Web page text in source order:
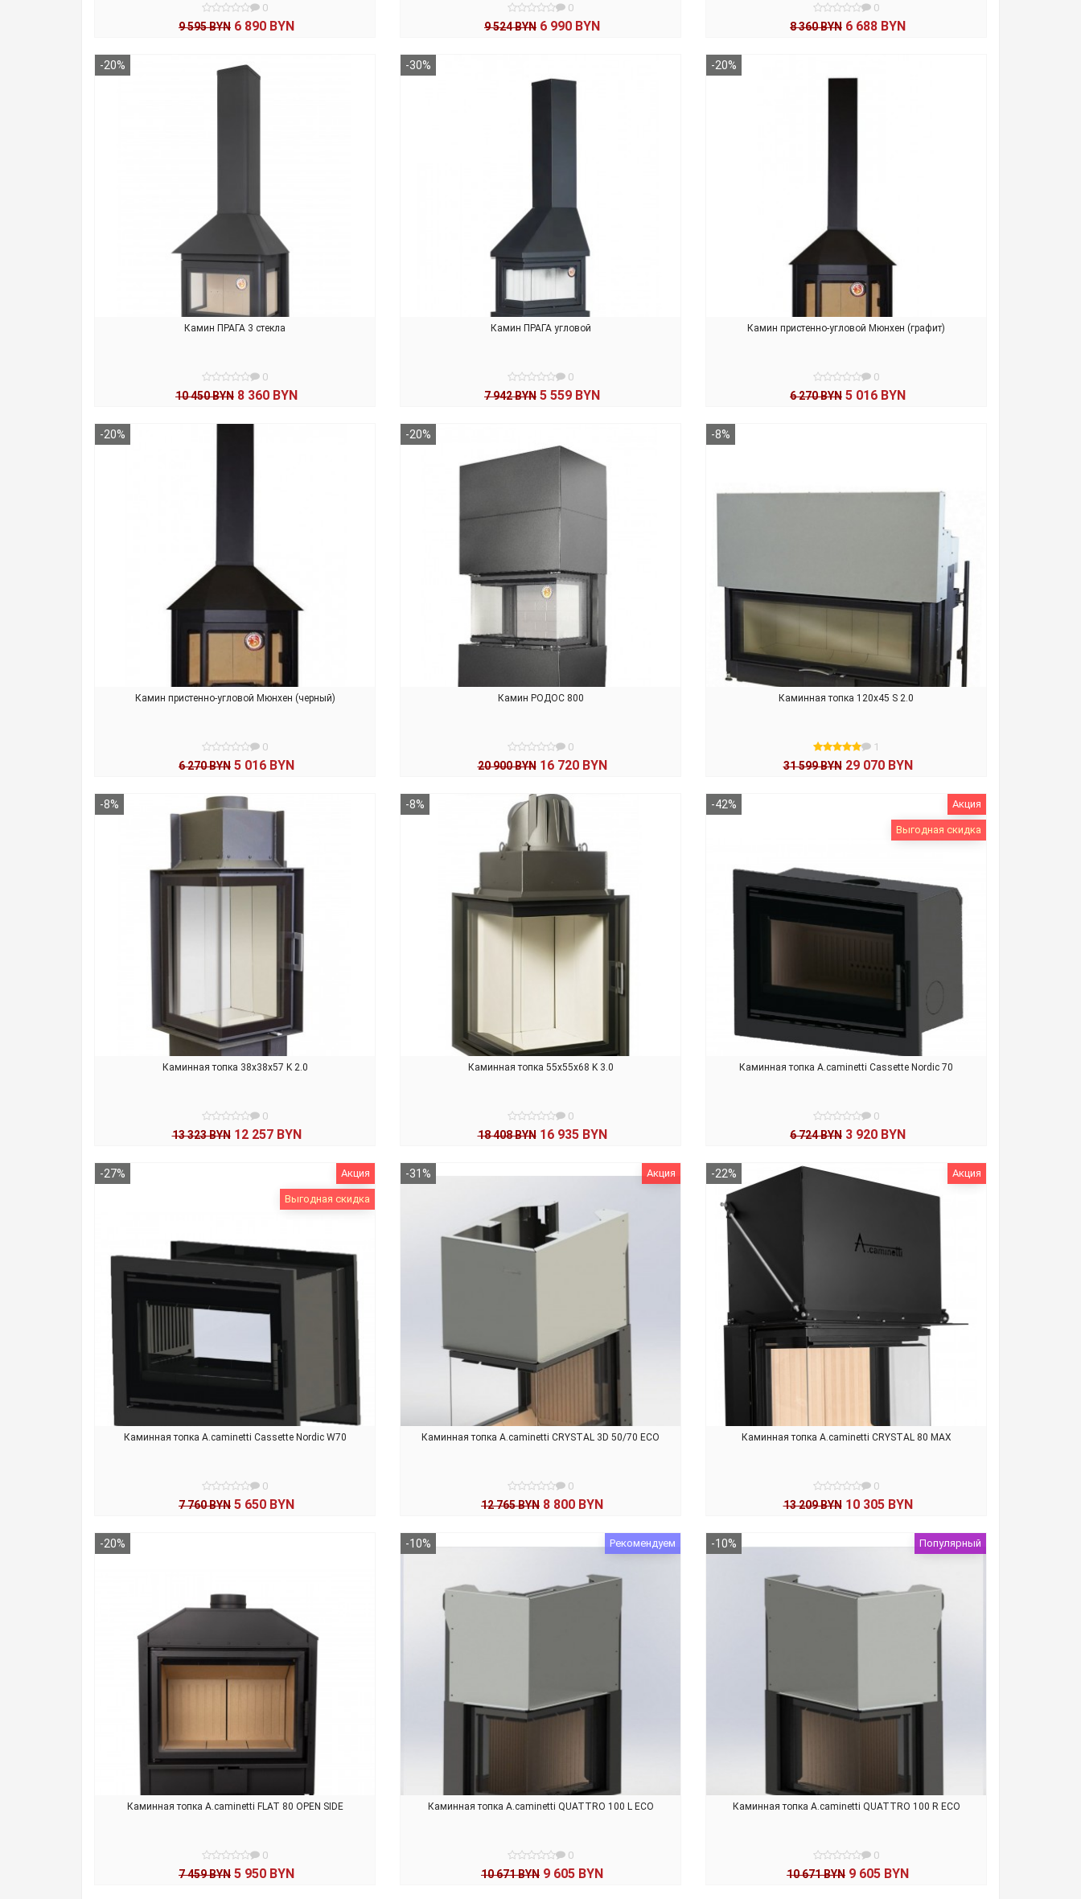
0
9 595 BYN 6 890 BYN
0
9 524 BYN 6 990 BYN
0
8 360 BYN 6 688 BYN
-20%
Камин ПРАГА 3 стекла
0
10 450 BYN 8 360 BYN
-30%
Камин ПРАГА угловой
0
7 942 BYN 5 559 BYN
-20%
Камин пристенно-угловой Мюнхен (графит)
0
6 270 BYN 5 016 BYN
-20%
Камин пристенно-угловой Мюнхен (черный)
0
6 270 BYN 5 016 BYN
-20%
Камин РОДОС 800
0
20 900 BYN 16 720 BYN
-8%
Каминная топка 120x45 S 2.0
1
31 599 BYN 29 070 BYN
-8%
Каминная топка 38x38x57 K 2.0
0
13 323 BYN 12 257 BYN
-8%
Каминная топка 55x55x68 K 3.0
0
18 408 BYN 16 935 BYN
Акция
Выгодная скидка
-42%
Каминная топка A.caminetti Cassette Nordic 70
0
6 724 BYN 3 920 BYN
В КОРЗИНУ
Акция
Выгодная скидка
-27%
Каминная топка A.caminetti Cassette Nordic W70
0
7 760 BYN 5 650 BYN
Акция
-31%
Каминная топка A.caminetti CRYSTAL 3D 50/70 ECO
0
12 765 BYN 8 800 BYN
Акция
-22%
Каминная топка A.caminetti CRYSTAL 80 MAX
0
13 209 BYN 10 305 BYN
-20%
Каминная топка A.caminetti FLAT 80 OPEN SIDE
0
7 459 BYN 5 950 BYN
Рекомендуем
-10%
Каминная топка A.caminetti QUATTRO 100 L ECO
0
10 671 BYN 9 605 BYN
Популярный
-10%
Каминная топка A.caminetti QUATTRO 100 R ECO
0
10 671 BYN 9 605 BYN